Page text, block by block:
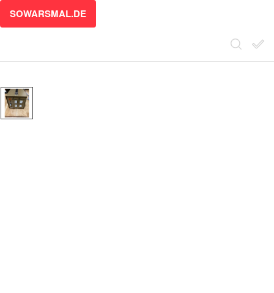
SOWARSMAL.DE